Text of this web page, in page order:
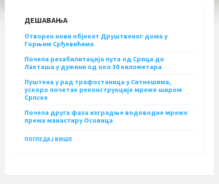
ДЕШАВАЊА
Отворен нови објекат Друштвеног дома у
Горњим Срђевићима
Почела рехабилитација пута од Српца до
Лакташа у дужини од око 30 километара
Пуштена у рад трафостаница у Ситнешима,
ускоро почетак реконструкције мреже широм
Српске
Почела друга фаза изградње водоводне мреже
према манастиру Осовица
ПОГЛЕДАЈ ВИШЕ